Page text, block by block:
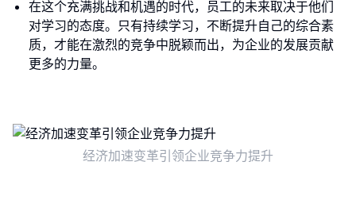
在这个充满挑战和机遇的时代，员工的未来取决于他们
对学习的态度。只有持续学习，不断提升自己的综合素
质，才能在激烈的竞争中脱颖而出，为企业的发展贡献
更多的力量。
经济加速变革引领企业竞争力提升